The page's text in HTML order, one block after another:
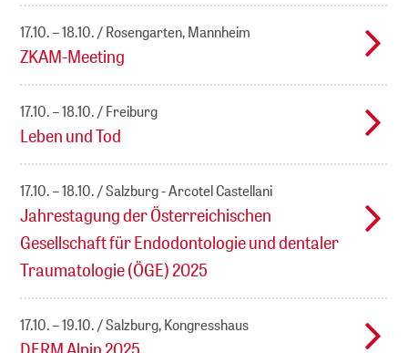
17.10. – 18.10. Rosengarten, Mannheim
ZKAM-Meeting
17.10. – 18.10. Freiburg
Leben und Tod
17.10. – 18.10. Salzburg - Arcotel Castellani
Jahrestagung der Österreichischen
Gesellschaft für Endodontologie und dentaler
Traumatologie (ÖGE) 2025
17.10. – 19.10. Salzburg, Kongresshaus